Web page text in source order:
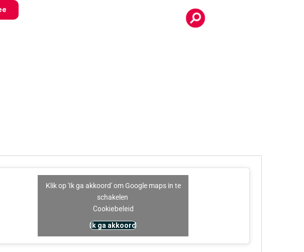
Klik op 'Ik ga akkoord' om Google maps in te
schakelen
Cookiebeleid
Ik ga akkoord